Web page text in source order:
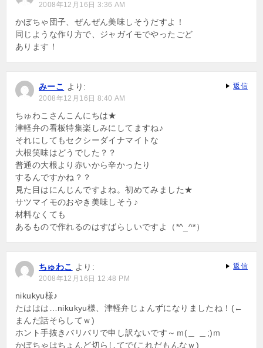
2008年12月16日 3:36 AM
かぼちゃ団子、ぜんぜん美味しそうだすよ！
同じような作り方で、ジャガイモでやったごど
あります！
みーこ より:
2008年12月16日 8:40 AM
ちゅわこさんこんにちは★
津軽弁の看板特集楽しみにしてますね♪
それにしてもセクシーダイナマイトな
大根笑味はどうでした？？
普通の大根より赤いから辛かったり
するんですかね？？
見た目はにんじんですよね。初めてみました★
サツマイモのおやき美味しそう♪
材料なくても
あるもので作れるのはすばらしいですよ（*^_^*）
返信
ちゅわこ より:
2008年12月16日 12:48 PM
nikukyu様♪
たははは…nikukyu様、津軽弁じょんずになりましたね！(←
まんだ話そらしてｗ)
ホント手抜きバリバリで申し訳ないです～ｍ(＿ ＿;)ｍ
かぼちゃはちょんど切らしてで(これだもんなｗ)
返信